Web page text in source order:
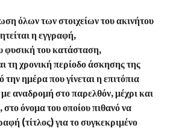
όλων των στοιχείων του ακινήτου
η εγγραφή,
φυσική του κατάσταση,
τη χρονική περίοδο άσκησης της
την ημέρα που γίνεται η επιτόπια
αναδρομή στο παρελθόν, μέχρι και
όνομα του οποίου πιθανό να
(τίτλος) για το συγκεκριμένο